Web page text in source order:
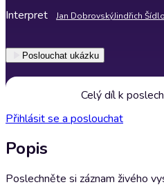
Interpret Jan DobrovskýJindřich Šídlo
Poslouchat ukázku
Celý díl k
Přihlásit se a poslouchat
Popis
Poslechněte si záznam živého